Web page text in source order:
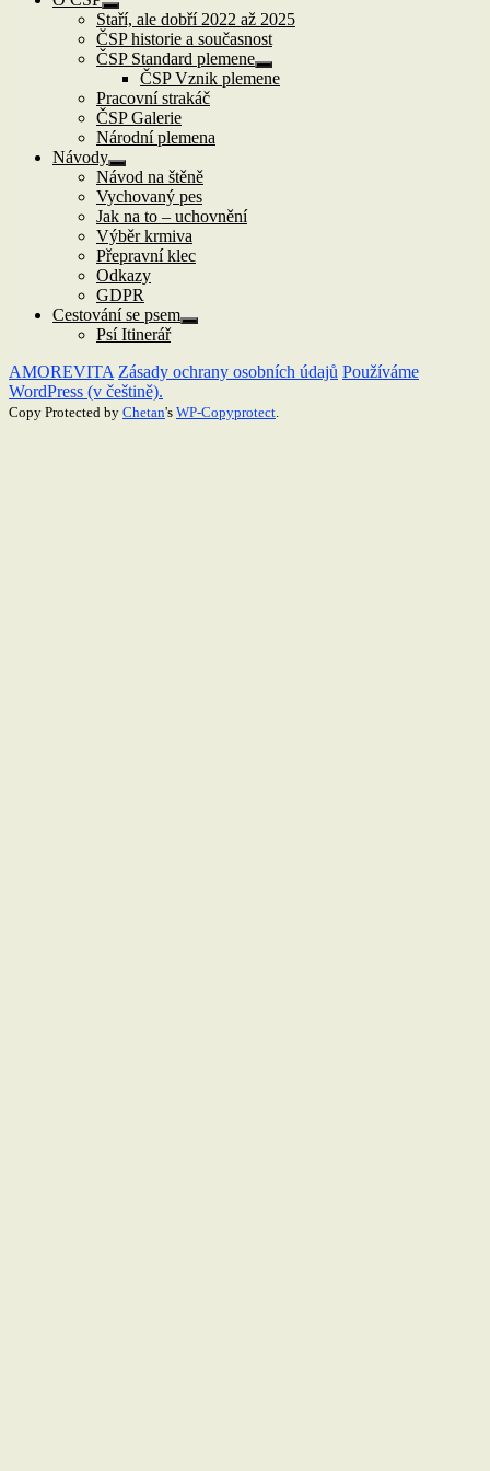
Zobrazit
podřazené
položky
Staří, ale dobří 2022 až 2025
ČSP historie a současnost
ČSP Standard plemene
Zobrazit
podřazené
ČSP Vznik plemene
Pracovní strakáč
ČSP Galerie
Národní plemena
Návody
Zobrazit
podřazené
položky
Návod na štěně
Vychovaný pes
Jak na to – uchovnění
Výběr krmiva
Přepravní klec
Odkazy
GDPR
Cestování se psem
Zobrazit
Psí Itinerář
AMOREVITA Zásady ochrany osobních údajů Používáme
WordPress (v češtině).
Copy Protected by Chetan's WP-Copyprotect